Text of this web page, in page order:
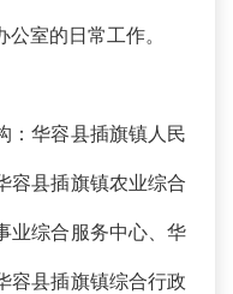
室的日常工作。
：华容县插旗镇人民
容县插旗镇农业综合
业综合服务中心、华
容县插旗镇综合行政